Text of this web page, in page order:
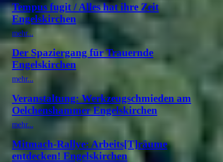
Tempus fugit / Alles hat ihre Zeit
Engelskirchen
mehr...
Der Spaziergang für Trauernde
Engelskirchen
mehr...
Veranstaltung: Werkzeugschmieden am
Oelchenshammer Engelskirchen
mehr...
Mitmach-Rallye: Arbeits[T]räume
entdecken! Engelskirchen